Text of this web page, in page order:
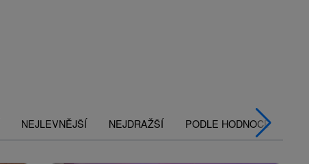
NEJLEVNĚJŠÍ NEJDRAŽŠÍ PODLE HODNOCENÍ